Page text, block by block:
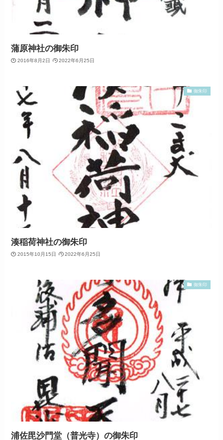
蒲原神社の御朱印
2016年8月2日 2022年6月25日
御朱印
湊稲荷神社の御朱印
2015年10月15日 2022年6月25日
御朱印
浦佐毘沙門堂（普光寺）の御朱印